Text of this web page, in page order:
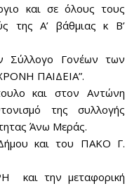
και σε όλους τους
της Α’ βάθμιας κ Β’
Γονέων των
ΠΑΙΔΕΙΑ”.
και στον Αντώνη
της συλλογής
Άνω Μεράς.
και του ΠΑΚΟ Γ.
την μεταφορική